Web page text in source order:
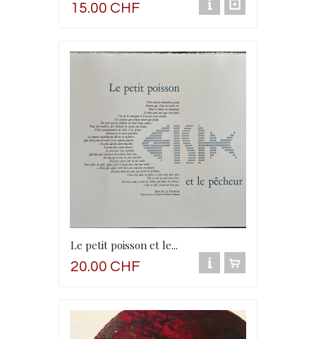
15.00 CHF
Le petit poisson et le...
20.00 CHF